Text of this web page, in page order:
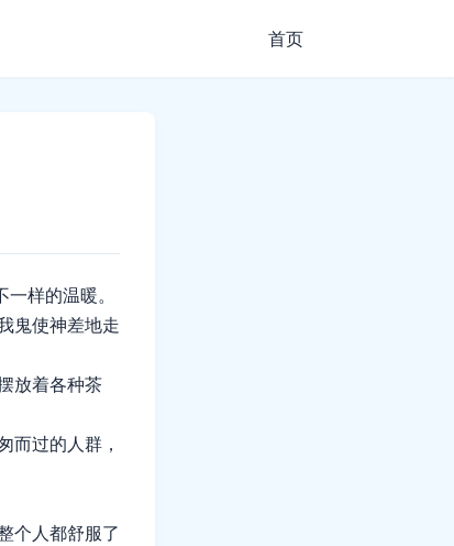
首页
样的温暖。
鬼使神差地走
放着各种茶
而过的人群，
个人都舒服了